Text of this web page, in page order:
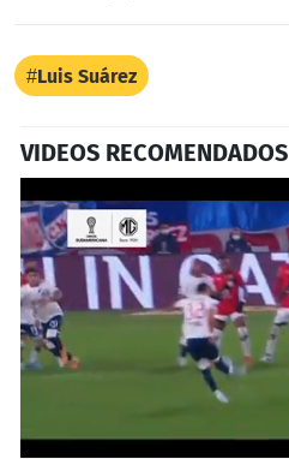
Luis Suárez
VIDEOS RECOMENDADOS